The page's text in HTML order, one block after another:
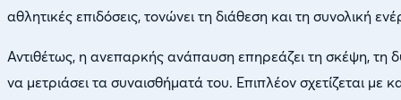
αθλητικές επιδόσεις, τονώνει τη διάθεση και τη συνολική
Αντιθέτως, η ανεπαρκής ανάπαυση επηρεάζει τη σκέψη, τη
να μετριάσει τα συναισθήματά του. Επιπλέον σχετίζεται